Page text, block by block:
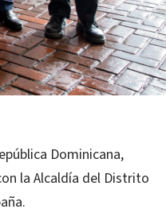
Dominicana,
la Alcaldía del Distrito